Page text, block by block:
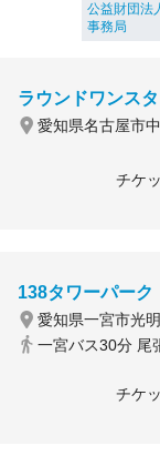
公益財団法
事務局
ラウンドワンス
愛知県名古屋市
チケ
138タワーパー
愛知県一宮市光
一宮バス30分 尾
チケ